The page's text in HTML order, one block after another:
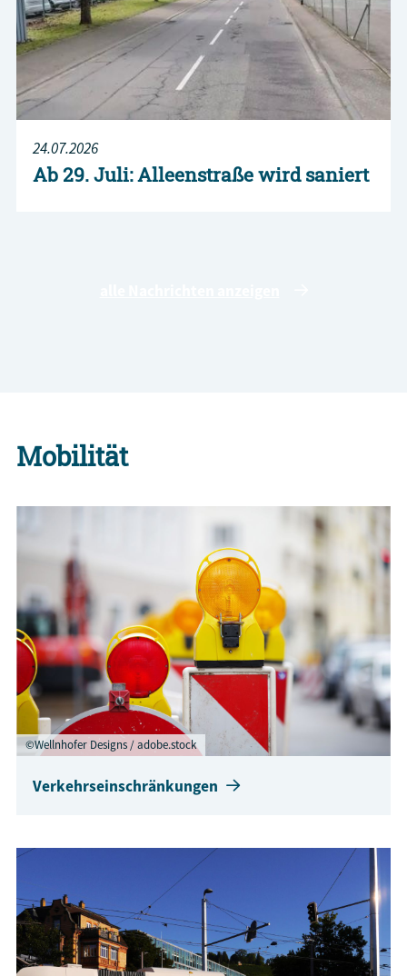
24.07.2026
Ab 29. Juli: Alleenstraße wird saniert
Mobilität
©Wellnhofer Designs / adobe.stock
Verkehrseinschränkungen